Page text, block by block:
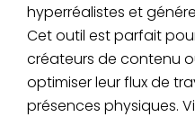
hyperréalistes et
Cet outil est parfait
créateurs de contenu
optimiser leur flux de
présences physiques.